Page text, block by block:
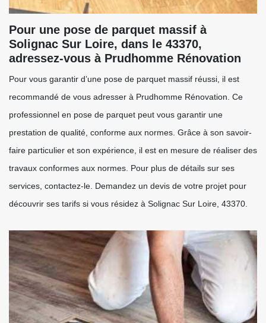
Pour une pose de parquet massif à
Solignac Sur Loire, dans le 43370,
adressez-vous à Prudhomme Rénovation
Pour vous garantir d’une pose de parquet massif réussi, il est
recommandé de vous adresser à Prudhomme Rénovation. Ce
professionnel en pose de parquet peut vous garantir une
prestation de qualité, conforme aux normes. Grâce à son savoir-
faire particulier et son expérience, il est en mesure de réaliser des
travaux conformes aux normes. Pour plus de détails sur ses
services, contactez-le. Demandez un devis de votre projet pour
découvrir ses tarifs si vous résidez à Solignac Sur Loire, 43370.